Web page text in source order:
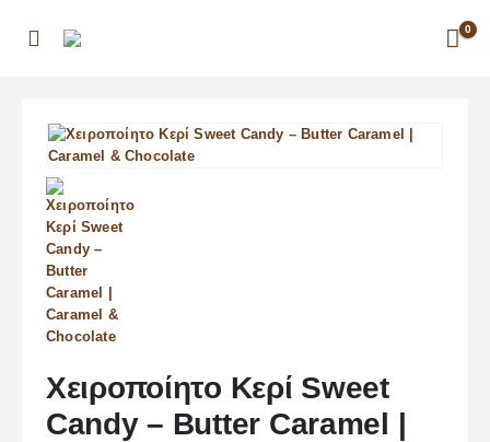
0
Χειροποίητο Κερί Sweet
Candy – Butter Caramel |